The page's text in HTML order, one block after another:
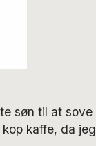
søn til at sove
kaffe, da jeg